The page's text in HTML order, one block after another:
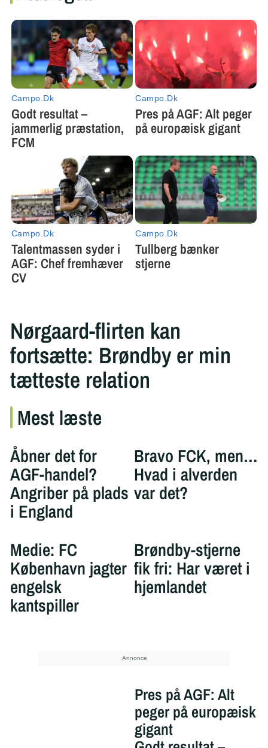
Nørgaard-flirten kan
fortsætte: Brøndby er min
tætteste relation
Mest læste
Åbner det for
AGF-handel?
Angriber på plads
i England
Bravo FCK, men…
Hvad i alverden
var det?
Medie: FC
København jagter
engelsk
kantspiller
Brøndby-stjerne
fik fri: Har været i
hjemlandet
Pres på AGF: Alt
peger på europæisk
gigant